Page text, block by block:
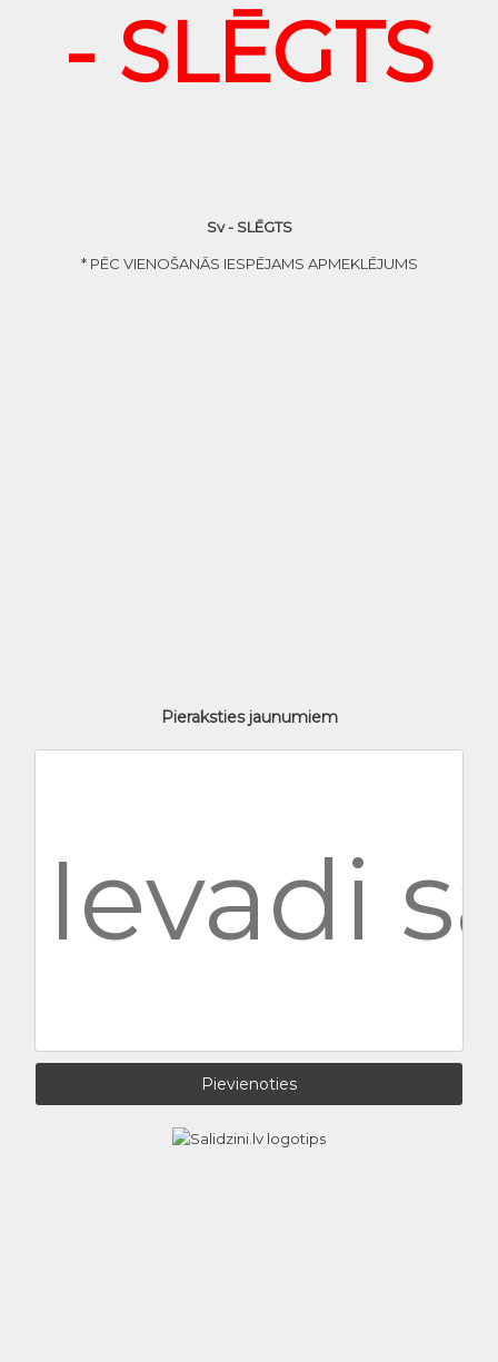
- SLĒGTS
Sv - SLĒGTS
* PĒC VIENOŠANĀS IESPĒJAMS APMEKLĒJUMS
Pieraksties jaunumiem